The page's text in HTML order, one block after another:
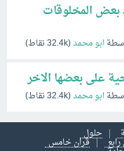
المخلوقات
ابو محمد(
32.4kنقاط)
على بعضها الاخر
ابو محمد(
32.4kنقاط)
حلول
قران خامس